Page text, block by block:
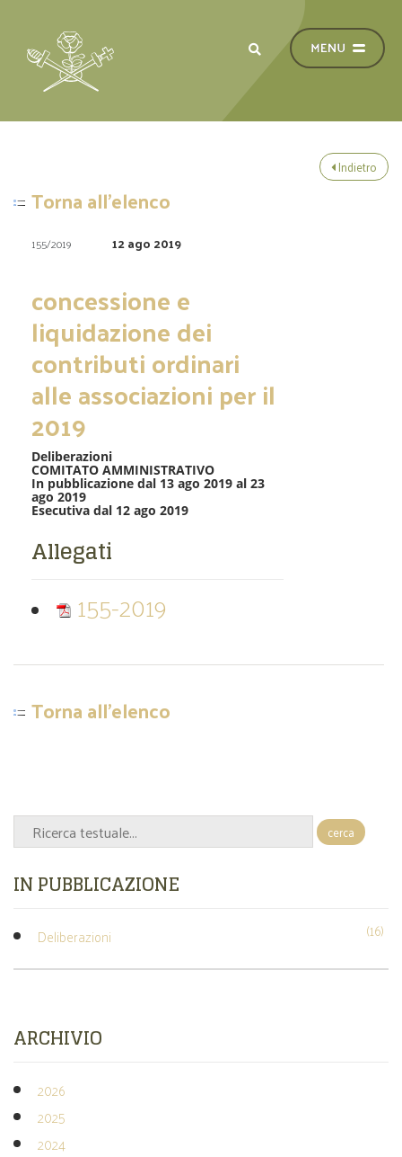
Indietro
Torna all'elenco
155/2019 12 ago 2019
concessione e
liquidazione dei
contributi ordinari
alle associazioni per il
2019
Deliberazioni
COMITATO AMMINISTRATIVO
In pubblicazione dal 13 ago 2019 al 23
ago 2019
Esecutiva dal 12 ago 2019
Allegati
155-2019
Torna all'elenco
cerca
IN PUBBLICAZIONE
Deliberazioni (16)
ARCHIVIO
2026
2025
2024